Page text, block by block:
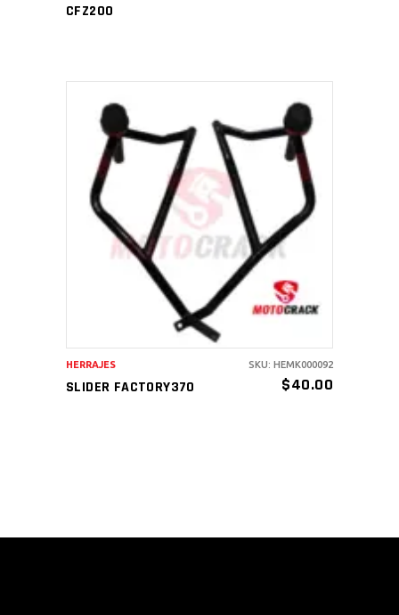
CFZ200
AÑADIR AL CARRITO
SLIDER FACTORY370 $40.00
HERRAJES SKU: HEMK000092